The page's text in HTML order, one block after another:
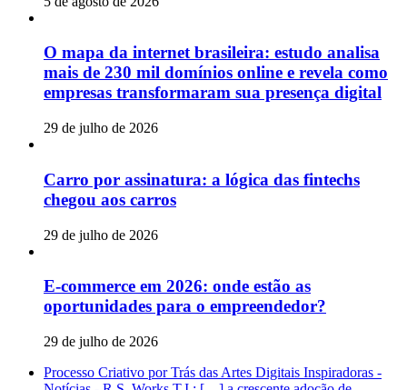
O mapa da internet brasileira: estudo analisa
mais de 230 mil domínios online e revela como
empresas transformaram sua presença digital
29 de julho de 2026
Carro por assinatura: a lógica das fintechs
chegou aos carros
29 de julho de 2026
E-commerce em 2026: onde estão as
oportunidades para o empreendedor?
29 de julho de 2026
Processo Criativo por Trás das Artes Digitais Inspiradoras -